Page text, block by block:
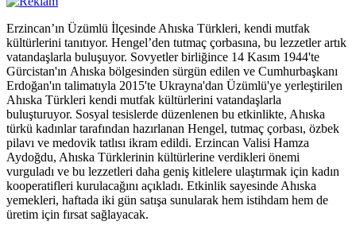
Erzincan’ın Üzümlü İlçesinde Ahıska Türkleri, kendi mutfak
kültürlerini tanıtıyor. Hengel’den tutmaç çorbasına, bu lezzetler artık
vatandaşlarla buluşuyor. Sovyetler birliğince 14 Kasım 1944'te
Gürcistan'ın Ahıska bölgesinden sürgün edilen ve Cumhurbaşkanı
Erdoğan'ın talimatıyla 2015'te Ukrayna'dan Üzümlü'ye yerleştirilen
Ahıska Türkleri kendi mutfak kültürlerini vatandaşlarla
buluşturuyor. Sosyal tesislerde düzenlenen bu etkinlikte, Ahıska
türkü kadınlar tarafından hazırlanan Hengel, tutmaç çorbası, özbek
pilavı ve medovik tatlısı ikram edildi. Erzincan Valisi Hamza
Aydoğdu, Ahıska Türklerinin kültürlerine verdikleri önemi
vurguladı ve bu lezzetleri daha geniş kitlelere ulaştırmak için kadın
kooperatifleri kurulacağını açıkladı. Etkinlik sayesinde Ahıska
yemekleri, haftada iki gün satışa sunularak hem istihdam hem de
üretim için fırsat sağlayacak.